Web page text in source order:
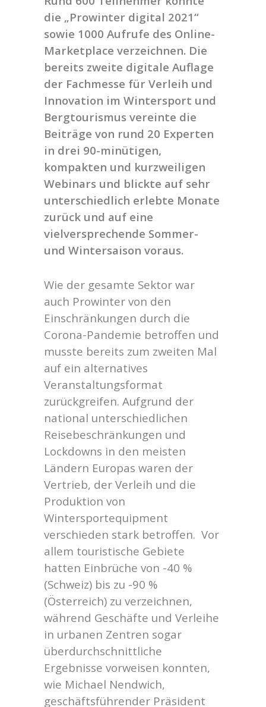
die „Prowinter digital 2021“
sowie 1000 Aufrufe des Online-
Marketplace verzeichnen. Die
bereits zweite digitale Auflage
der Fachmesse für Verleih und
Innovation im Wintersport und
Bergtourismus vereinte die
Beiträge von rund 20 Experten
in drei 90-minütigen,
kompakten und kurzweiligen
Webinars und blickte auf sehr
unterschiedlich erlebte Monate
zurück und auf eine
vielversprechende Sommer-
und Wintersaison voraus.
Wie der gesamte Sektor war
auch Prowinter von den
Einschränkungen durch die
Corona-Pandemie betroffen und
musste bereits zum zweiten Mal
auf ein alternatives
Veranstaltungsformat
zurückgreifen. Aufgrund der
national unterschiedlichen
Reisebeschränkungen und
Lockdowns in den meisten
Ländern Europas waren der
Vertrieb, der Verleih und die
Produktion von
Wintersportequipment
verschieden stark betroffen. Vor
allem touristische Gebiete
hatten Einbrüche von -40 %
(Schweiz) bis zu -90 %
(Österreich) zu verzeichnen,
während Geschäfte und Verleihe
in urbanen Zentren sogar
überdurchschnittliche
Ergebnisse vorweisen konnten,
wie Michael Nendwich,
geschäftsführender Präsident